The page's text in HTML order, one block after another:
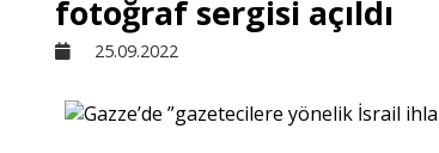
fotoğraf sergisi açıldı
25.09.2022